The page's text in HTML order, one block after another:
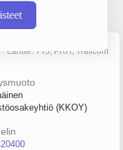
Päättäjätiedot
Lähde: YTJ, PRH, Traficom
(KKOY)